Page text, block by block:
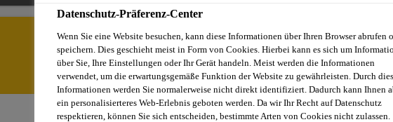
Datenschutz-Präferenz-Center
Wenn Sie eine Website besuchen, kann diese Informationen über Ihren Browser abrufen
speichern. Dies geschieht meist in Form von Cookies. Hierbei kann es sich um
über Sie, Ihre Einstellungen oder Ihr Gerät handeln. Meist werden die Informationen
verwendet, um die erwartungsgemäße Funktion der Website zu gewährleisten. Durch
Informationen werden Sie normalerweise nicht direkt identifiziert. Dadurch kann Ihnen
ein personalisierteres Web-Erlebnis geboten werden. Da wir Ihr Recht auf Datenschutz
respektieren, können Sie sich entscheiden, bestimmte Arten von Cookies nicht zulassen.